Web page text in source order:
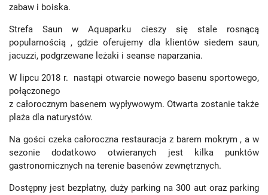
zabaw i boiska.
Strefa Saun w Aquaparku cieszy się stale rosnącą
popularnością , gdzie oferujemy dla klientów siedem saun,
jacuzzi, podgrzewane leżaki i seanse naparzania.
W lipcu 2018 r. nastąpi otwarcie nowego basenu sportowego,
połączonego
z całorocznym basenem wypływowym. Otwarta zostanie także
plaża dla naturystów.
Na gości czeka całoroczna restauracja z barem mokrym , a w
sezonie dodatkowo otwieranych jest kilka punktów
gastronomicznych na terenie basenów zewnętrznych.
Dostępny jest bezpłatny, duży parking na 300 aut oraz parking